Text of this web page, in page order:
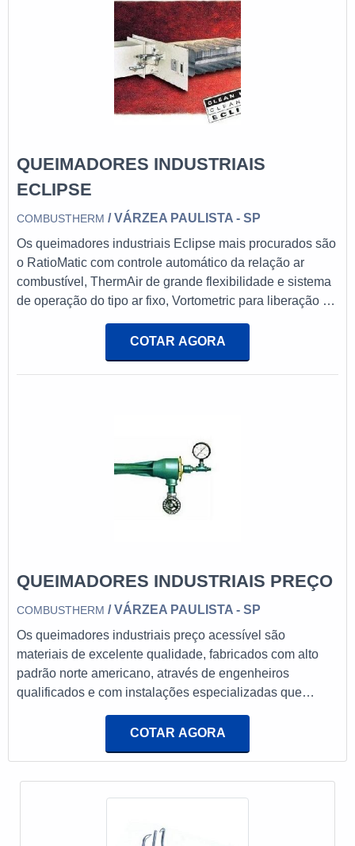
QUEIMADORES INDUSTRIAIS
ECLIPSE
COMBUSTHERM / VÁRZEA PAULISTA - SP
Os queimadores industriais Eclipse mais procurados são
o RatioMatic com controle automático da relação ar
combustível, ThermAir de grande flexibilidade e sistema
de operação do tipo ar fixo, Vortometric para liberação de
extremamente uniforme, AH-MA distribuição de calor
uniforme quando utilizado em duto, e muitos
outros.Utilidade dos queimadores industriais
COTAR AGORA
QUEIMADORES INDUSTRIAIS PREÇO
COMBUSTHERM / VÁRZEA PAULISTA - SP
Os queimadores industriais preço acessível são
materiais de excelente qualidade, fabricados com alto
padrão norte americano, através de engenheiros
qualificados e com instalações especializadas que
segmentos que podem utilizar esses materiais para
facilitar sua produção em larga escala estão os de vidros,
COTAR AGORA